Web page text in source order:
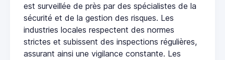
est surveillée de près par des spécialistes de la
sécurité et de la gestion des risques. Les
industries locales respectent des normes
strictes et subissent des inspections régulières,
assurant ainsi une vigilance constante. Les